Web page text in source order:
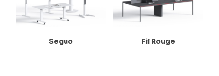
Seguo Fil Rouge